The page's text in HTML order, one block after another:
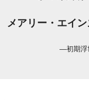
メアリー・エイ
―初期浮